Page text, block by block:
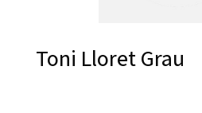
Toni Lloret Grau